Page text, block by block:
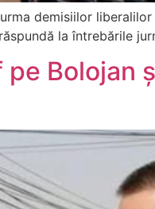
demisiilor
la întrebările
Bolojan